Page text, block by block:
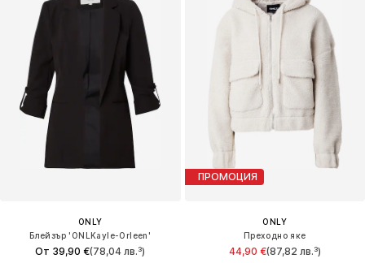
ONLY
Блейзър 'ONLKayle-Orleen'
От 39,90 €(78,04 лв.³)
ПРОМОЦИЯ
ONLY
Преходно яке
44,90 €(87,82 лв.³)